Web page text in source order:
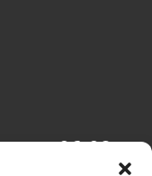
06.08